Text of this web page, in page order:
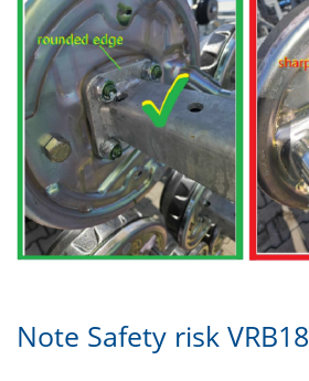
Note Safety risk VRB18